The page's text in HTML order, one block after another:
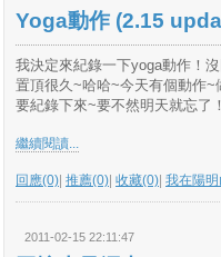
Yoga動作 (2.15
我決定來紀錄一下yoga動作！
置頂很久~哈哈~今天有個動作
要紀錄下來~要不然明天就忘了
繼續閱讀...
回應(0) 推薦(0) 收藏(0) 我在陽明
2011-02-15 22:11:47